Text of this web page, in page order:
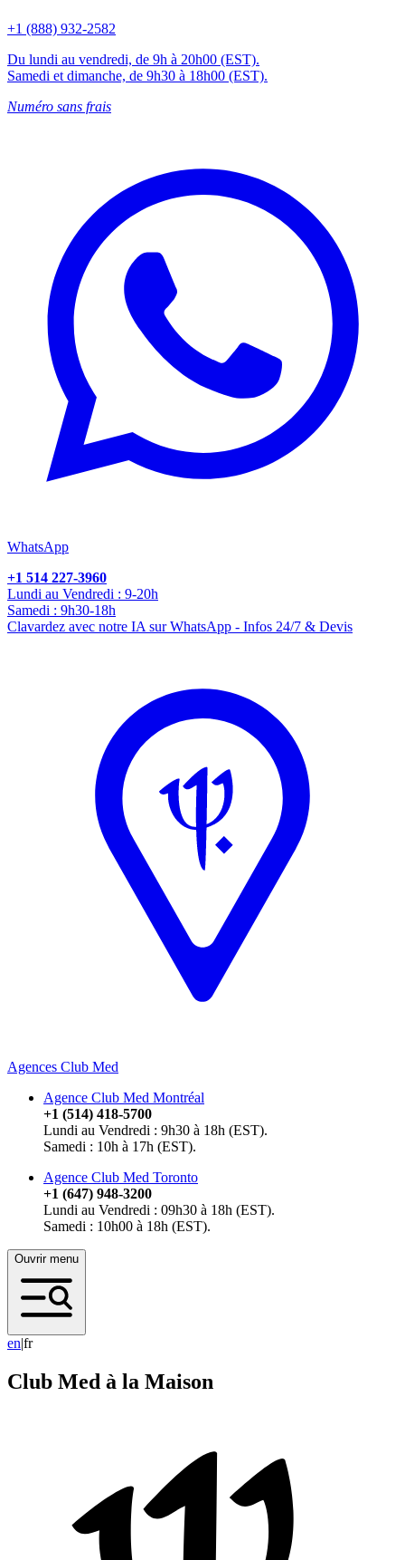
+1 (888) 932-2582
Du lundi au vendredi, de 9h à 20h00 (EST).
Samedi et dimanche, de 9h30 à 18h00 (EST).
Numéro sans frais
WhatsApp
+1 514 227-3960
Lundi au Vendredi : 9-20h
Samedi : 9h30-18h
Clavardez avec notre IA sur WhatsApp - Infos 24/7 & Devis
Agences Club Med
Agence Club Med Montréal
+1 (514) 418-5700
Lundi au Vendredi : 9h30 à 18h (EST).
Samedi : 10h à 17h (EST).
Agence Club Med Toronto
+1 (647) 948-3200
Lundi au Vendredi : 09h30 à 18h (EST).
Samedi : 10h00 à 18h (EST).
Ouvrir menu
en|fr
Club Med à la Maison